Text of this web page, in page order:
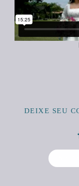
DEIXE SEU